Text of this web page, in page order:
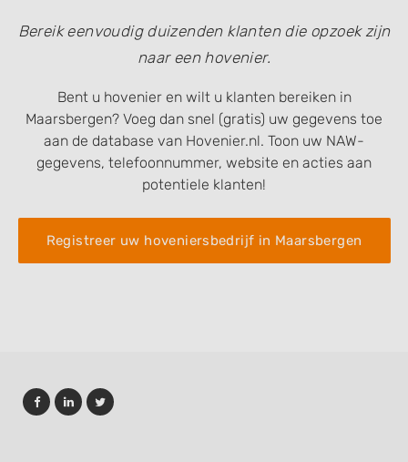
Bereik eenvoudig duizenden klanten die opzoek zijn
naar een hovenier.
Bent u hovenier en wilt u klanten bereiken in
Maarsbergen? Voeg dan snel (gratis) uw gegevens toe
aan de database van Hovenier.nl. Toon uw NAW-
gegevens, telefoonnummer, website en acties aan
potentiele klanten!
Registreer uw hoveniersbedrijf in Maarsbergen